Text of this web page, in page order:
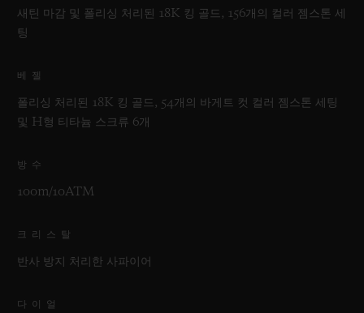
새틴 마감 및 폴리싱 처리된 18K 킹 골드, 156개의 컬러 젬스톤 세
팅
베젤
폴리싱 처리된 18K 킹 골드, 54개의 바게트 컷 컬러 젬스톤 세팅
및 H형 티타늄 스크류 6개
방수
100m/10ATM
크리스탈
반사 방지 처리한 사파이어
다이얼